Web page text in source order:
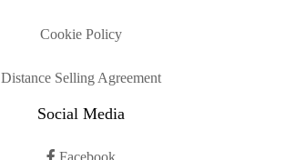
Cookie Policy
Distance Selling Agreement
Social Media
Facebook